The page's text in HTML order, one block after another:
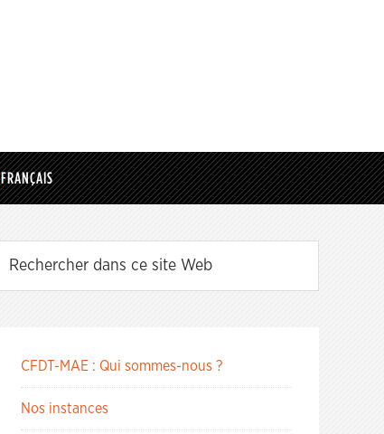
FRANÇAIS
CFDT-MAE : Qui sommes-nous ?
Nos instances